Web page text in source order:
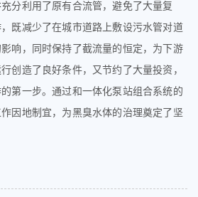
充分利用了原有合流管，避免了大量复
既减少了在城市道路上敷设污水管对道
响，同时保持了截流量的恒定，为下游
创造了良好条件，又节约了大量投资，
第一步。通过和一体化泵站组合系统的
因地制宜，为黑臭水体的治理奠定了坚